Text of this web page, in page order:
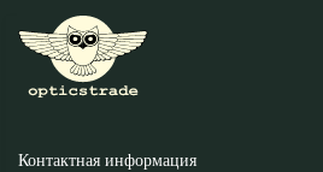
Контактная информация